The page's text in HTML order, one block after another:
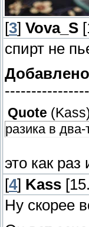
[3] Vova_S
спирт не
Добавлено
Quote ( Kass
разика в
это как
[4] Kass
Ну скорее